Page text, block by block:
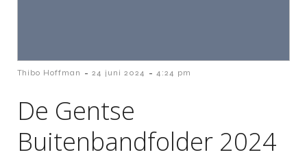
Thibo Hoffman - 24 juni 2024 - 4:24 pm
De Gentse
Buitenbandfolder 2024